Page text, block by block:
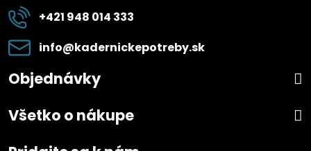
+421 948 014 333
info​@kadernickepotreby​.sk
Objednávky
Všetko o nákupe